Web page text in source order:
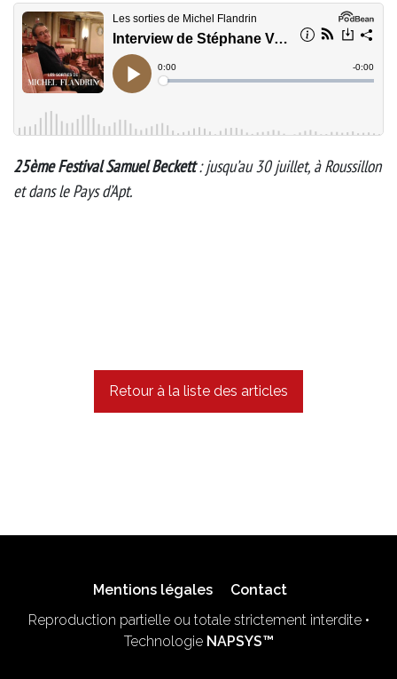
25ème Festival Samuel Beckett: jusqu’au 30 juillet, à Roussillon
et dans le Pays d’Apt.
Retour à la liste des articles
Mentions légales
Contact
Reproduction partielle ou totale strictement interdite •
Technologie NAPSYS™